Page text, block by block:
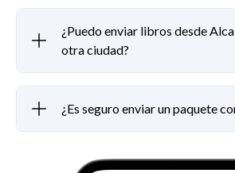
¿Puedo enviar libros desde
otra ciudad?
¿Es seguro enviar un paquete